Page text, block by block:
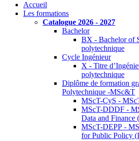
Accueil
Les formations
Catalogue 2026 - 2027
Bachelor
BX - Bachelor of
polytechnique
Cycle Ingénieur
X - Titre
polytechnique
Diplôme de formation
Polytechnique -MSc&T
MScT-CyS -
MScT-DDDF -
Data and
MScT-DEPP -
for Public Policy